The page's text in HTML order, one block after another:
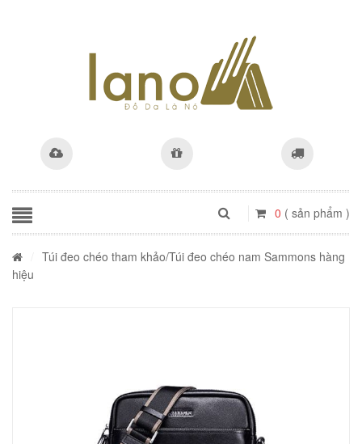
0 ( sản phẩm )
Túi đeo chéo tham khảo/Túi đeo chéo nam Sammons hàng
hiệu